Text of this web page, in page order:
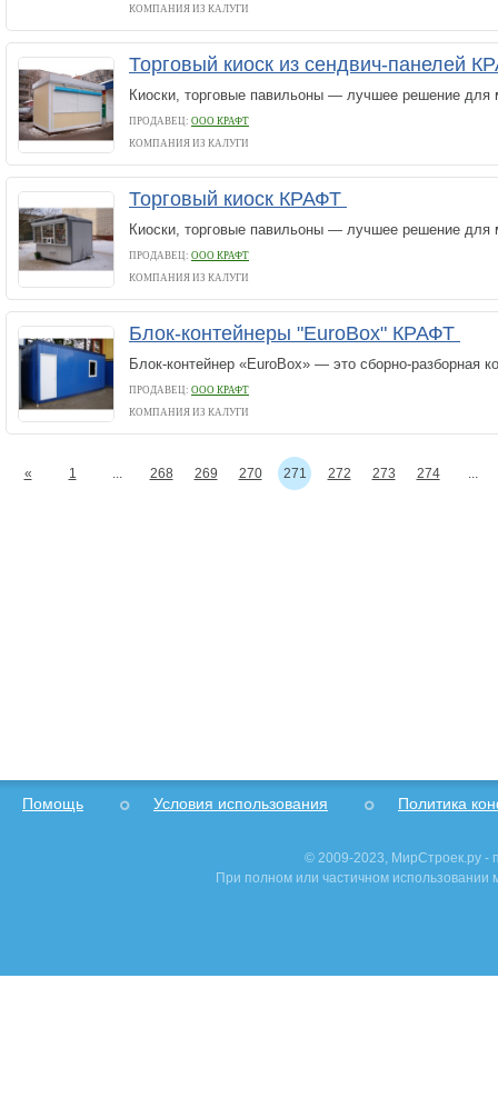
КОМПАНИЯ ИЗ КАЛУГИ
Торговый киоск из сендвич-панелей
Киоски, торговые павильоны — лучшее решение для
ПРОДАВЕЦ: ООО КРАФТ
КОМПАНИЯ ИЗ КАЛУГИ
Торговый киоск КРАФТ
Киоски, торговые павильоны — лучшее решение для
ПРОДАВЕЦ: ООО КРАФТ
КОМПАНИЯ ИЗ КАЛУГИ
Блок-контейнеры "EuroBox" КРАФТ
Блок-контейнер «EuroBox» — это сборно-разборная
ПРОДАВЕЦ: ООО КРАФТ
КОМПАНИЯ ИЗ КАЛУГИ
« 1 ... 268 269 270 271 272 273 274 ...
Помощь Условия использования Политика
© 2009-2023, МирСтроек.ру -
При полном или частичном использовании